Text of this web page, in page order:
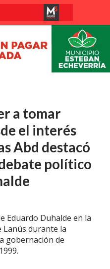
a tomar
el interés
Abd destacó
político
Eduardo Duhalde en la
Lanús durante la
gobernación de